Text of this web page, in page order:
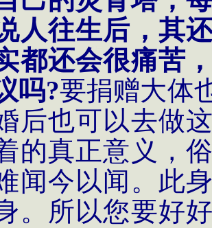
人往生后，其
都还会很痛苦
吗?要捐赠大体
后也可以去做
的真正意义，
闻今以闻。此
。所以您要好